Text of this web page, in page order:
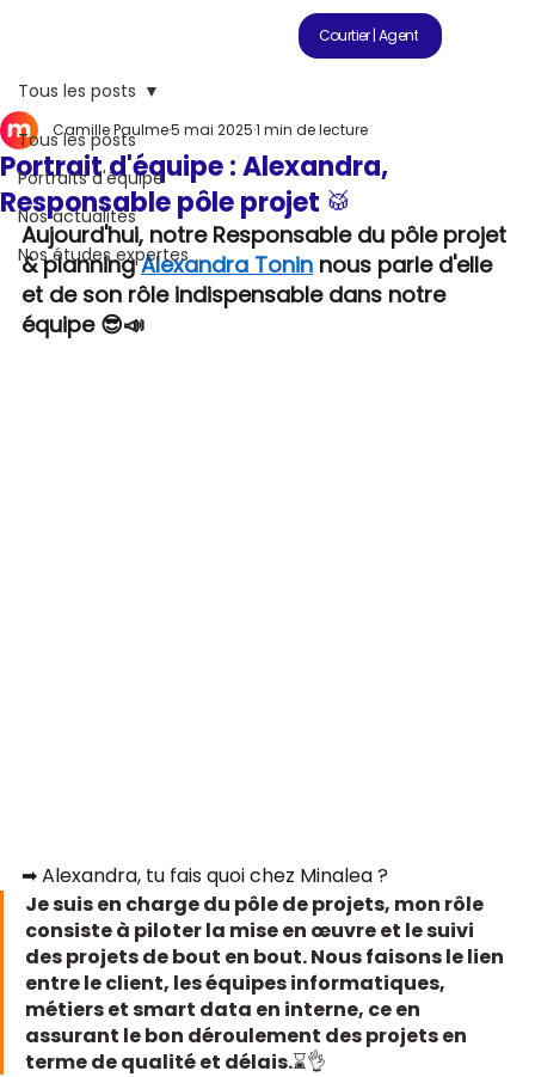
Courtier | Agent
Tous les posts
Portraits d'équipe
Nos actualités
Nos études expertes
Tous les posts
Portrait d'équipe : Alexandra,
Responsable pôle projet 🥁
Camille Paulme5 mai 20251 min de lecture
Aujourd'hui, notre Responsable du pôle projet
& planning Alexandra Tonin nous parle d'elle
et de son rôle indispensable dans notre
équipe 😎📣
➡ Alexandra, tu fais quoi chez Minalea ?
Je suis en charge du pôle de projets, mon rôle
consiste à piloter la mise en œuvre et le suivi
des projets de bout en bout. Nous faisons le lien
entre le client, les équipes informatiques,
métiers et smart data en interne, ce en
assurant le bon déroulement des projets en
terme de qualité et délais.⌛👌